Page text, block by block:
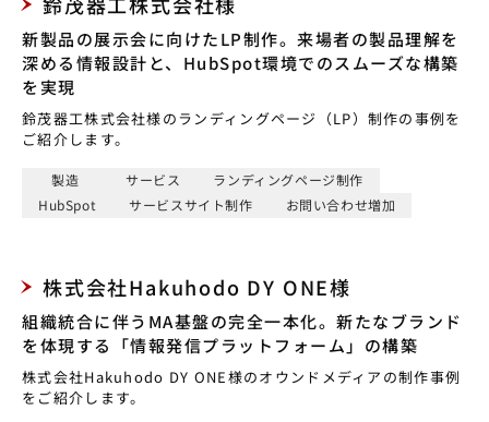
新製品の展示会に向けたLP制作。来場者の製品理解を
深める情報設計と、HubSpot環境でのスムーズな構築
を実現
鈴茂器工株式会社様のランディングページ（LP）制作の事例を
ご紹介します。
製造 サービス
ランディングページ制作
HubSpot
サービスサイト制作 お問い合わせ増加
株式会社Hakuhodo DY ONE様
組織統合に伴うMA基盤の完全一本化。新たなブランド
を体現する「情報発信プラットフォーム」の構築
株式会社Hakuhodo DY ONE様のオウンドメディアの制作事例
をご紹介します。